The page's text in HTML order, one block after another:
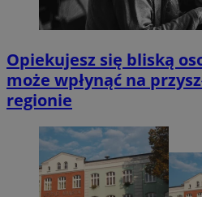
Opiekujesz się bliską
może wpłynąć na
regionie